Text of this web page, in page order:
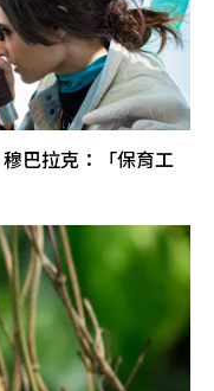
巴拉克：「保育工